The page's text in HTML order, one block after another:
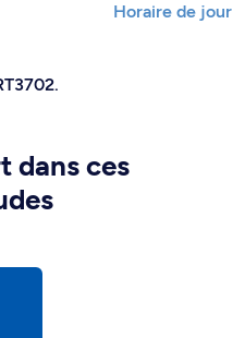
Horaire de jour
dans ces